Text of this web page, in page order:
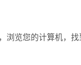
浏览您的计算机，